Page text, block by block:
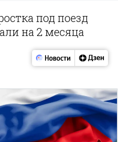
под поезд
на 2 месяца